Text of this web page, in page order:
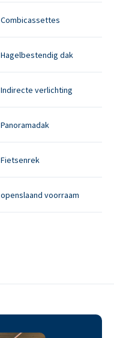
Combicassettes
Hagelbestendig dak
Indirecte verlichting
Panoramadak
Fietsenrek
openslaand voorraam